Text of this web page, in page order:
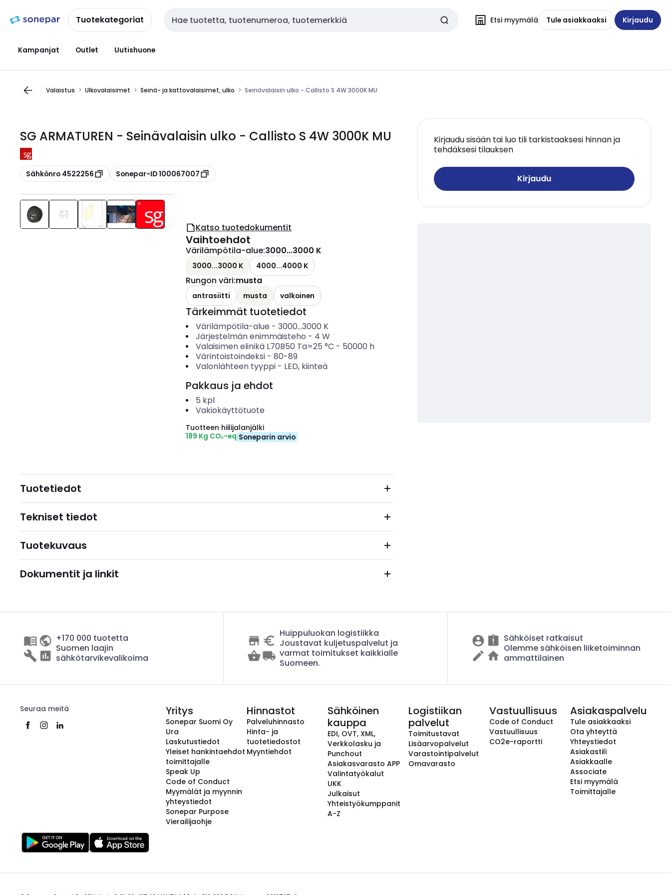
navigointiinsisältöönTuotekategoriat Haku Etsi myymälä Tule asiakkaaksi Kirjaudu
Kampanjat Outlet Uutishuone
Valaistus Ulkovalaisimet Seinä- ja kattovalaisimet, ulko Seinävalaisin ulko - Callisto S 4W 3000K MU
SG ARMATUREN - Seinävalaisin ulko - Callisto S 4W 3000K MU
Kopioi
Sähkönro 4522256 Kopioi
Sonepar-ID 100067007
Kirjaudu sisään tai luo tili tarkistaaksesi hinnan ja
tehdäksesi tilauksen
Kirjaudu
Katso tuotedokumentit
Vaihtoehdot
Värilämpötila-alue:3000...3000 K
3000...3000 K 4000...4000 K
Rungon väri:musta
antrasiitti musta valkoinen
Tärkeimmät tuotetiedot
Värilämpötila-alue - 3000...3000 K
Järjestelmän enimmäisteho - 4 W
Valaisimen elinikä L70B50 Ta=25 °C - 50000 h
Värintoistoindeksi- 80-89
Valonlähteen tyyppi- LED, kiinteä
Pakkaus ja ehdot
5 kpl
Vakiokäyttötuote
Tuotteen hiilijalanjälki
189 Kg CO₂-eq Soneparin arvio
Tuotetiedot
Tekniset tiedot
Tuotekuvaus
Dokumentit ja linkit
+170 000 tuotetta
Suomen laajin
sähkötarvikevalikoima
Huippuluokan logistiikka
Joustavat kuljetuspalvelut ja
varmat toimitukset kaikkialle
Suomeen.
Sähköiset ratkaisut
Olemme sähköisen liiketoiminnan
ammattilainen
Seuraa meitä Yritys
Sonepar Suomi Oy
Ura
Laskutustiedot
Yleiset hankintaehdot
toimittajalle
Speak Up
Code of Conduct
Myymälät ja myynnin
yhteystiedot
Sonepar Purpose
Vierailijaohje
Hinnastot
Palveluhinnasto
Hinta- ja
tuotetiedostot
Myyntiehdot
Sähköinen
kauppa
EDI, OVT, XML,
Verkkolasku ja
Punchout
Asiakasvarasto APP
Valintatyökalut
UKK
Julkaisut
Yhteistyökumppanit
A-Z
Logistiikan
palvelut
Toimitustavat
Lisäarvopalvelut
Varastointipalvelut
Omavarasto
Vastuullisuus
Code of Conduct
Vastuullisuus
CO2e-raportti
Asiakaspalvelu
Tule asiakkaaksi
Ota yhteyttä
Yhteystiedot
Asiakastili
Asiakkaalle
Associate
Etsi myymälä
Toimittajalle